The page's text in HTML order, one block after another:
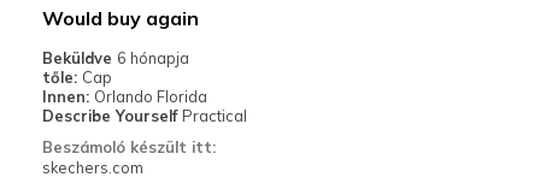
Travel
Width
Feels true to width
Sizing
Would buy again
Beküldve 6 hónapja
tőle: Cap
Innen: Orlando Florida
Describe Yourself Practical
Beszámoló készült itt:
skechers.com